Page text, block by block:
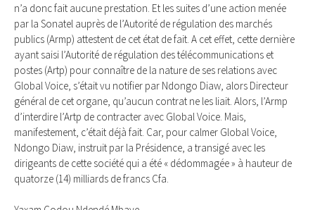
n’a donc fait aucune prestation. Et les suites d’une action menée
par la Sonatel auprès de l’Autorité de régulation des marchés
publics (Armp) attestent de cet état de fait. A cet effet, cette dernière
ayant saisi l’Autorité de régulation des télécommunications et
postes (Artp) pour connaître de la nature de ses relations avec
Global Voice, s’était vu notifier par Ndongo Diaw, alors Directeur
général de cet organe, qu’aucun contrat ne les liait. Alors, l’Armp
d’interdire l’Artp de contracter avec Global Voice. Mais,
manifestement, c’était déjà fait. Car, pour calmer Global Voice,
Ndongo Diaw, instruit par la Présidence, a transigé avec les
dirigeants de cette société qui a été « dédommagée » à hauteur de
quatorze (14) milliards de francs Cfa.